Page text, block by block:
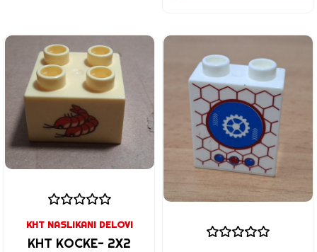
KHT NASLIKANI DELOVI
KHT KOCKE- 2X2